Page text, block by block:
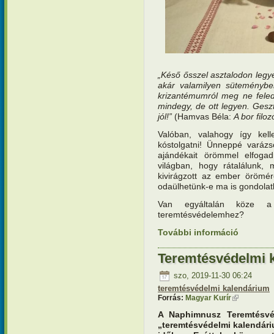
„Késő ősszel asztalodon
akár valamilyen
krizantémumról meg ne
mindegy, de ott legyen.
jól!” (Hamvas Béla: A bor
Valóban, valahogy így
kóstolgatni! Ünneppé
ajándékait örömmel
világban, hogy
kivirágzott az ember
odaülhetünk-e ma is
Van egyáltalán köze
teremtésvédelemhez?
További információ
Teremtésvédelmi
szo, 2019-11-30 06:24
teremtésvédelmi kalendárium
Forrás: Magyar Kurír(külső
A Naphimnusz
„teremtésvédelmi